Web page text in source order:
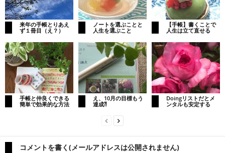
来年の手帳とりあえ
ず１冊目（え？）
ノートを選ぶことと
人生を選ぶこと
【手帳】書くことで
人生は立て直せる
手帳と仲良くできる
簡単で効果的な方法
え、10月の目標もう
達成⁈
Doingリストだとメ
ンタルも安定する
コメントを書く(メールアドレスは公開されません)